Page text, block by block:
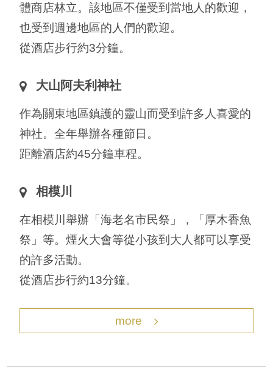
體商店林立。該地區不僅受到當地人的歡迎，
也受到週邊地區的人們的歡迎。
從酒店步行約3分鐘。
大山阿夫利神社
作為關東地區鎮護的靈山而受到許多人喜愛的
神社。全年舉辦各種節日。
距離酒店約45分鐘車程。
相模川
在相模川舉辦「海老名市民祭」，「厚木香魚
祭」等。煙火大會等從小孩到大人都可以享受
的許多活動。
從酒店步行約13分鐘。
more